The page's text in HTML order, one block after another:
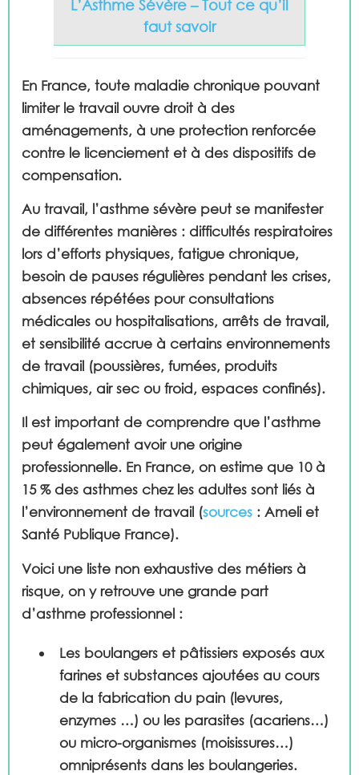
L’Asthme Sévère – Tout ce qu’il
faut savoir
En France, toute maladie chronique pouvant
limiter le travail ouvre droit à des
aménagements, à une protection renforcée
contre le licenciement et à des dispositifs de
compensation.
Au travail, l’asthme sévère peut se manifester
de différentes manières : difficultés respiratoires
lors d’efforts physiques, fatigue chronique,
besoin de pauses régulières pendant les crises,
absences répétées pour consultations
médicales ou hospitalisations, arrêts de travail,
et sensibilité accrue à certains environnements
de travail (poussières, fumées, produits
chimiques, air sec ou froid, espaces confinés).
Il est important de comprendre que l’asthme
peut également avoir une origine
professionnelle. En France, on estime que 10 à
15 % des asthmes chez les adultes sont liés à
l’environnement de travail (sources : Ameli et
Santé Publique France).
Voici une liste non exhaustive des métiers à
risque, on y retrouve une grande part
d’asthme professionnel :
Les boulangers et pâtissiers exposés aux
farines et substances ajoutées au cours
de la fabrication du pain (levures,
enzymes …) ou les parasites (acariens…)
ou micro-organismes (moisissures…)
omniprésents dans les boulangeries.